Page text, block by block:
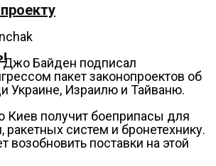
Байден подписал
пакет законопроектов об
Украине, Израилю и Тайваню.
Киев получит боеприпасы для
ракетных систем и бронетехнику.
возобновить поставки на этой